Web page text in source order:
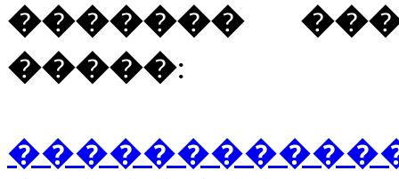
�������
�����: